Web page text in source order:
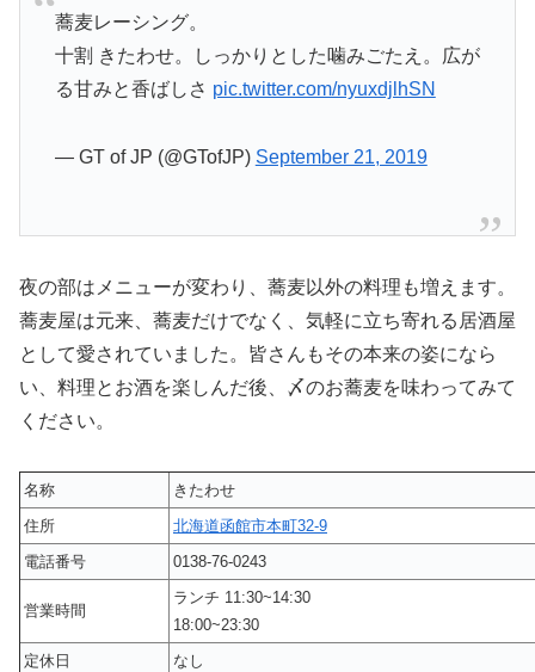
蕎麦レーシング。
十割 きたわせ。しっかりとした噛みごたえ。広が
る甘みと香ばしさ pic.twitter.com/nyuxdjlhSN
— GT of JP (@GTofJP) September 21, 2019
夜の部はメニューが変わり、蕎麦以外の料理も増えます。
蕎麦屋は元来、蕎麦だけでなく、気軽に立ち寄れる居酒屋
として愛されていました。皆さんもその本来の姿になら
い、料理とお酒を楽しんだ後、〆のお蕎麦を味わってみて
ください。
名称
きたわせ
住所
北海道函館市本町32-9
電話番号
0138-76-0243
営業時間
ランチ 11:30~14:30
18:00~23:30
定休日
なし